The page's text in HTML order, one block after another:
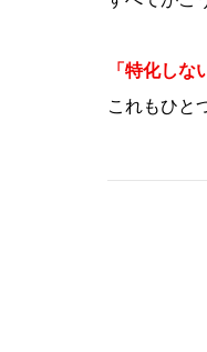
「特化しな
これもひと